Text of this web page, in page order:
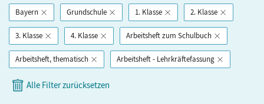
Fach
Bundesland
Bildungbereich
Bayern Grundschule 1. Klasse 2. Klasse
3. Klasse 4. Klasse Arbeitsheft zum Schulbuch
Arbeitsheft, thematisch Arbeitsheft - Lehrkräftefassung
Alle Filter zurücksetzen